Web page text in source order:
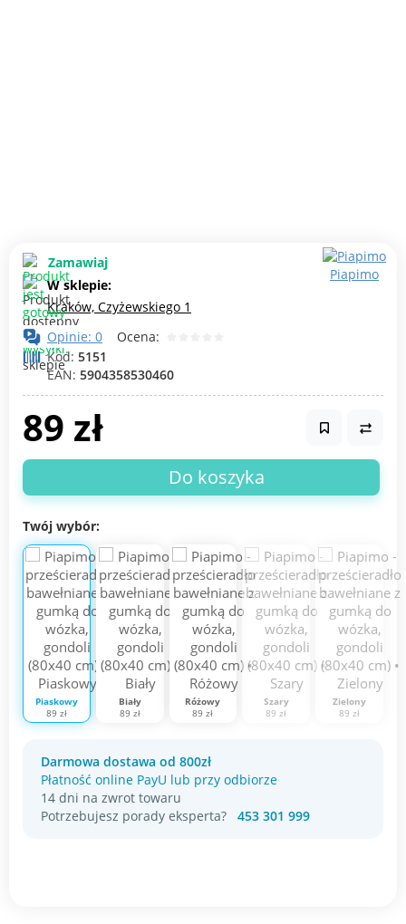
Zamawiaj
W sklepie:
Kraków, Czyżewskiego 1
Opinie: 0 Ocena:
Kod: 5151
EAN: 5904358530460
Piapimo
89 zł
Do koszyka
Twój wybór:
Piaskowy
89 zł
Biały
89 zł
Różowy
89 zł
Szary
89 zł
Zielony
89 zł
Darmowa dostawa od 800zł
Płatność online PayU lub przy odbiorze
14 dni na zwrot towaru
Potrzebujesz porady eksperta? 453 301 999